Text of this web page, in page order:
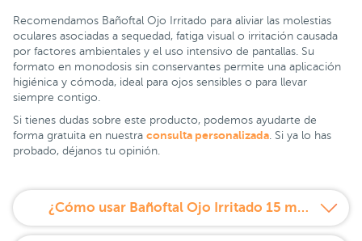
Recomendamos Bañoftal Ojo Irritado para aliviar las molestias
oculares asociadas a sequedad, fatiga visual o irritación causada
por factores ambientales y el uso intensivo de pantallas. Su
formato en monodosis sin conservantes permite una aplicación
higiénica y cómoda, ideal para ojos sensibles o para llevar
siempre contigo.
Si tienes dudas sobre este producto, podemos ayudarte de
forma gratuita en nuestra consulta personalizada. Si ya lo has
probado, déjanos tu opinión.
¿Cómo usar Bañoftal Ojo Irritado 15 monodosis?